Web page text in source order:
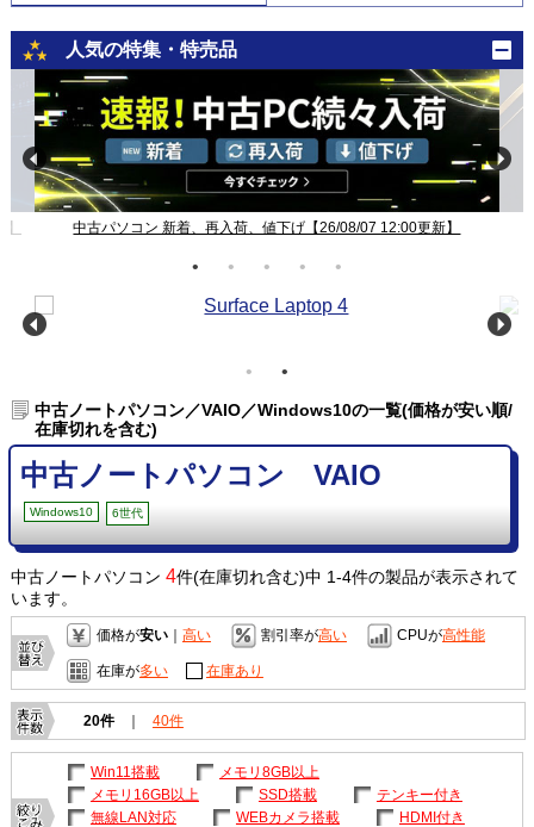
人気の特集・特売品
中古パソコン 新着、再入荷、値下げ【26/08/07 12:00更新】
中古ノートパソコン／VAIO／Windows10の一覧(価格が安い順/
在庫切れを含む)
中古ノートパソコン VAIO
Windows10 6世代
中古ノートパソコン 4件(在庫切れ含む)中 1-4件の製品が表示されて
います。
価格が安い｜ 高い 割引率が高い CPUが高性能
在庫が多い 在庫あり
20件 ｜ 40件
Win11搭載
メモリ8GB以上
メモリ16GB以上
SSD搭載
テンキー付き
無線LAN対応
WEBカメラ搭載
HDMI付き